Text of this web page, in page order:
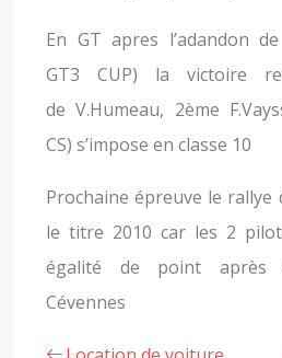
En GT apres l’adandon
GT3 CUP) la victoire
de V.Humeau, 2ème
CS) s’impose en classe 10
Prochaine épreuve le rallye
le titre 2010 car les 2
égalité de point après
Cévennes